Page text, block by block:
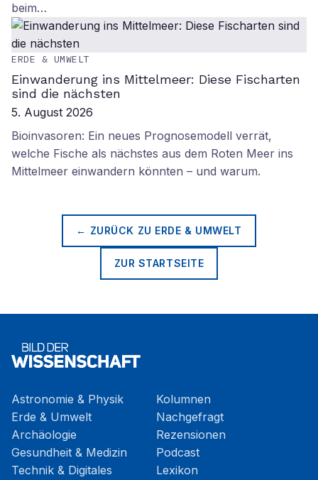
beim…
ERDE & UMWELT
Einwanderung ins Mittelmeer: Diese Fischarten
sind die nächsten
5. August 2026
Bioinvasoren: Ein neues Prognosemodell verrät,
welche Fische als nächstes aus dem Roten Meer ins
Mittelmeer einwandern könnten – und warum.
← ZURÜCK ZU ERDE & UMWELT
ZUR STARTSEITE
Astronomie & Physik
Erde & Umwelt
Archäologie
Gesundheit & Medizin
Technik & Digitales
Kolumnen
Nachgefragt
Rezensionen
Podcast
Lexikon